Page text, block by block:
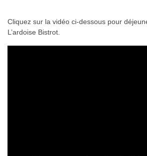
Cliquez sur la vidéo ci-dessous pour
L’ardoise Bistrot.